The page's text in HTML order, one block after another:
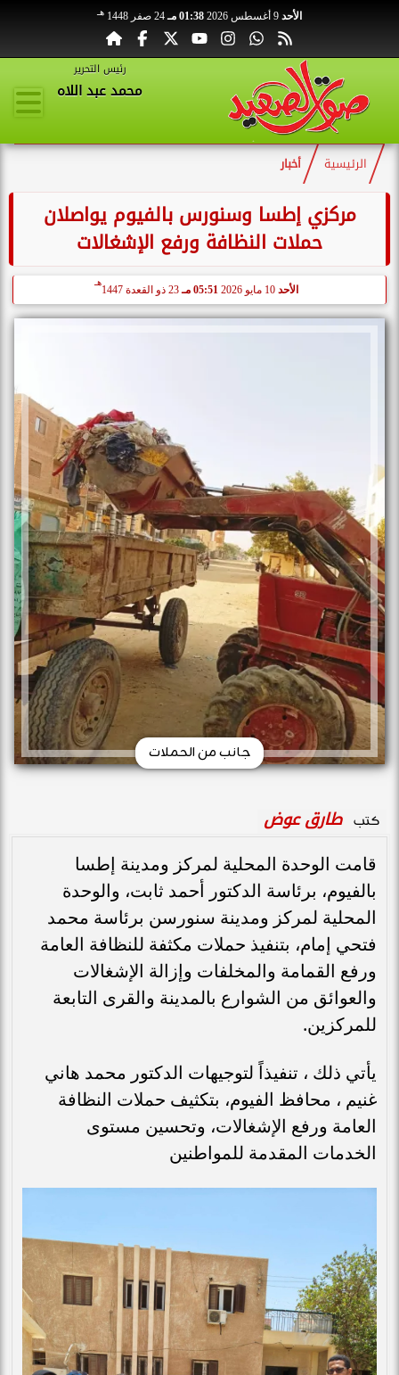
الأحد 01:38 مـ 24 صفر 1448 هـ
رئيس التحرير
محمد عبد اللاه
الرئيسية أخبار
مركزي إطسا وسنورس بالفيوم يواصلان
حملات النظافة ورفع الإشغالات
الأحد 10 مايو 2026 05:51 مـ 23 ذو القعدة 1447
هـ
جانب من الحملات
كتب طارق عوض
قامت الوحدة المحلية لمركز ومدينة إطسا
بالفيوم، برئاسة الدكتور أحمد ثابت، والوحدة
المحلية لمركز ومدينة سنورسن برئاسة محمد
فتحي إمام، بتنفيذ حملات مكثفة للنظافة العامة
ورفع القمامة والمخلفات وإزالة الإشغالات
والعوائق من الشوارع بالمدينة والقرى التابعة
للمركزين.
يأتي ذلك ، تنفيذاً لتوجيهات الدكتور محمد هاني
غنيم ، محافظ الفيوم، بتكثيف حملات النظافة
العامة ورفع الإشغالات، وتحسين مستوى
الخدمات المقدمة للمواطنين